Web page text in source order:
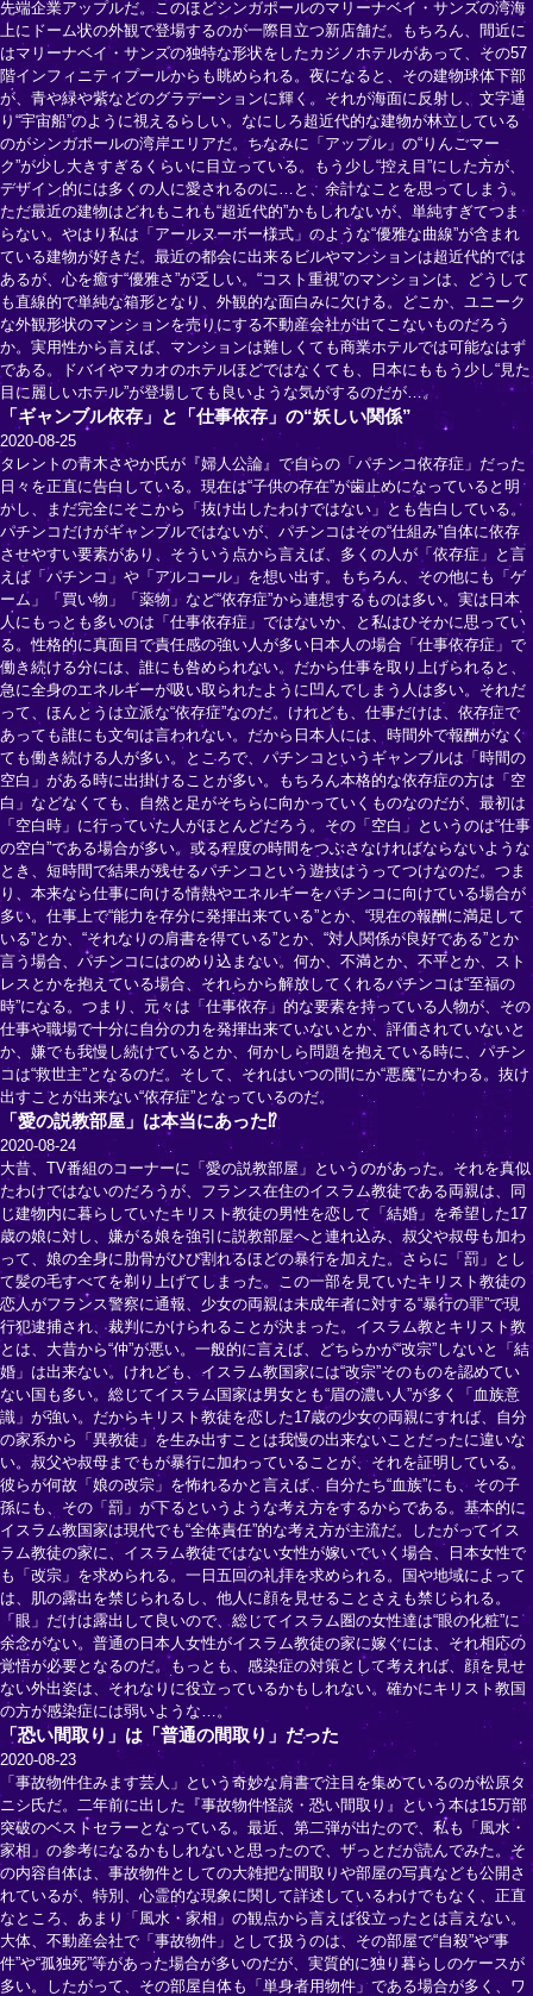
先端企業アップルだ。このほどシンガポールのマリーナベイ・サンズの湾海
上にドーム状の外観で登場するのが一際目立つ新店舗だ。もちろん、間近に
はマリーナベイ・サンズの独特な形状をしたカジノホテルがあって、その57
階インフィニティプールからも眺められる。夜になると、その建物球体下部
が、青や緑や紫などのグラデーションに輝く。それが海面に反射し、文字通
り“宇宙船”のように視えるらしい。なにしろ超近代的な建物が林立している
のがシンガポールの湾岸エリアだ。ちなみに「アップル」の“りんごマー
ク”が少し大きすぎるくらいに目立っている。もう少し“控え目”にした方が、
デザイン的には多くの人に愛されるのに…と、余計なことを思ってしまう。
ただ最近の建物はどれもこれも“超近代的”かもしれないが、単純すぎてつま
らない。やはり私は「アールヌーボー様式」のような“優雅な曲線”が含まれ
ている建物が好きだ。最近の都会に出来るビルやマンションは超近代的では
あるが、心を癒す“優雅さ”が乏しい。“コスト重視”のマンションは、どうして
も直線的で単純な箱形となり、外観的な面白みに欠ける。どこか、ユニーク
な外観形状のマンションを売りにする不動産会社が出てこないものだろう
か。実用性から言えば、マンションは難しくても商業ホテルでは可能なはず
である。ドバイやマカオのホテルほどではなくても、日本にももう少し“見た
目に麗しいホテル”が登場しても良いような気がするのだが…。
「ギャンブル依存」と「仕事依存」の“妖しい関係”
2020-08-25
タレントの青木さやか氏が『婦人公論』で自らの「パチンコ依存症」だった
日々を正直に告白している。現在は“子供の存在”が歯止めになっていると明
かし、まだ完全にそこから「抜け出したわけではない」とも告白している。
パチンコだけがギャンブルではないが、パチンコはその“仕組み”自体に依存
させやすい要素があり、そういう点から言えば、多くの人が「依存症」と言
えば「パチンコ」や「アルコール」を想い出す。もちろん、その他にも「ゲ
ーム」「買い物」「薬物」など“依存症”から連想するものは多い。実は日本
人にもっとも多いのは「仕事依存症」ではないか、と私はひそかに思ってい
る。性格的に真面目で責任感の強い人が多い日本人の場合「仕事依存症」で
働き続ける分には、誰にも咎められない。だから仕事を取り上げられると、
急に全身のエネルギーが吸い取られたように凹んでしまう人は多い。それだ
って、ほんとうは立派な“依存症”なのだ。けれども、仕事だけは、依存症で
あっても誰にも文句は言われない。だから日本人には、時間外で報酬がなく
ても働き続ける人が多い。ところで、パチンコというギャンブルは「時間の
空白」がある時に出掛けることが多い。もちろん本格的な依存症の方は「空
白」などなくても、自然と足がそちらに向かっていくものなのだが、最初は
「空白時」に行っていた人がほとんどだろう。その「空白」というのは“仕事
の空白”である場合が多い。或る程度の時間をつぶさなければならないような
とき、短時間で結果が残せるパチンコという遊技はうってつけなのだ。つま
り、本来なら仕事に向ける情熱やエネルギーをパチンコに向けている場合が
多い。仕事上で“能力を存分に発揮出来ている”とか、“現在の報酬に満足して
いる”とか、“それなりの肩書を得ている”とか、“対人関係が良好である”とか
言う場合、パチンコにはのめり込まない。何か、不満とか、不平とか、スト
レスとかを抱えている場合、それらから解放してくれるパチンコは“至福の
時”になる。つまり、元々は「仕事依存」的な要素を持っている人物が、その
仕事や職場で十分に自分の力を発揮出来ていないとか、評価されていないと
か、嫌でも我慢し続けているとか、何かしら問題を抱えている時に、パチン
コは“救世主”となるのだ。そして、それはいつの間にか“悪魔”にかわる。抜け
出すことが出来ない“依存症”となっているのだ。
「愛の説教部屋」は本当にあった⁉
2020-08-24
大昔、TV番組のコーナーに「愛の説教部屋」というのがあった。それを真似
たわけではないのだろうが、フランス在住のイスラム教徒である両親は、同
じ建物内に暮らしていたキリスト教徒の男性を恋して「結婚」を希望した17
歳の娘に対し、嫌がる娘を強引に説教部屋へと連れ込み、叔父や叔母も加わ
って、娘の全身に肋骨がひび割れるほどの暴行を加えた。さらに「罰」とし
て髪の毛すべてを剃り上げてしまった。この一部を見ていたキリスト教徒の
恋人がフランス警察に通報、少女の両親は未成年者に対する“暴行の罪”で現
行犯逮捕され、裁判にかけられることが決まった。イスラム教とキリスト教
とは、大昔から“仲”が悪い。一般的に言えば、どちらかが“改宗”しないと「結
婚」は出来ない。けれども、イスラム教国家には“改宗”そのものを認めてい
ない国も多い。総じてイスラム国家は男女とも“眉の濃い人”が多く「血族意
識」が強い。だからキリスト教徒を恋した17歳の少女の両親にすれば、自分
の家系から「異教徒」を生み出すことは我慢の出来ないことだったに違いな
い。叔父や叔母までもが暴行に加わっていることが、それを証明している。
彼らが何故「娘の改宗」を怖れるかと言えば、自分たち“血族”にも、その子
孫にも、その「罰」が下るというような考え方をするからである。基本的に
イスラム教国家は現代でも“全体責任”的な考え方が主流だ。したがってイス
ラム教徒の家に、イスラム教徒ではない女性が嫁いでいく場合、日本女性で
も「改宗」を求められる。一日五回の礼拝を求められる。国や地域によって
は、肌の露出を禁じられるし、他人に顔を見せることさえも禁じられる。
「眼」だけは露出して良いので、総じてイスラム圏の女性達は“眼の化粧”に
余念がない。普通の日本人女性がイスラム教徒の家に嫁ぐには、それ相応の
覚悟が必要となるのだ。もっとも、感染症の対策として考えれば、顔を見せ
ない外出姿は、それなりに役立っているかもしれない。確かにキリスト教国
の方が感染症には弱いような…。
「恐い間取り」は「普通の間取り」だった
2020-08-23
「事故物件住みます芸人」という奇妙な肩書で注目を集めているのが松原タ
ニシ氏だ。二年前に出した『事故物件怪談・恐い間取り』という本は15万部
突破のベストセラーとなっている。最近、第二弾が出たので、私も「風水・
家相」の参考になるかもしれないと思ったので、ザっとだが読んでみた。そ
の内容自体は、事故物件としての大雑把な間取りや部屋の写真なども公開さ
れているが、特別、心霊的な現象に関して詳述しているわけでもなく、正直
なところ、あまり「風水・家相」の観点から言えば役立ったとは言えない。
大体、不動産会社で「事故物件」として扱うのは、その部屋で“自殺”や“事
件”や“孤独死”等があった場合が多いのだが、実質的に独り暮らしのケースが
多い。したがって、その部屋自体も「単身者用物件」である場合が多く、ワ